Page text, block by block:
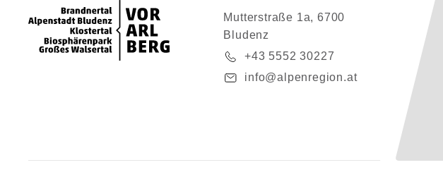
Mutterstraße 1a, 6700
Bludenz
+43 5552 30227
info@alpenregion.at